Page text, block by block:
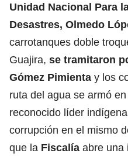
Unidad Nacional Para
Desastres, Olmedo
carrotanques doble
Guajira, se tramitaron
Gómez Pimienta y los
ruta del agua se armó
reconocido líder
corrupción en el mismo
que la Fiscalía abre una